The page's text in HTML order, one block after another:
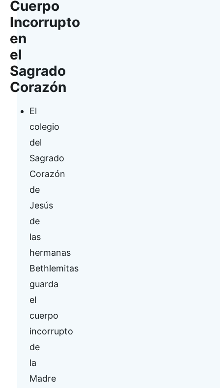
Cuerpo
Incorrupto
en
el
Sagrado
Corazón
El
colegio
del
Sagrado
Corazón
de
Jesús
de
las
hermanas
Bethlemitas
guarda
el
cuerpo
incorrupto
de
la
Madre